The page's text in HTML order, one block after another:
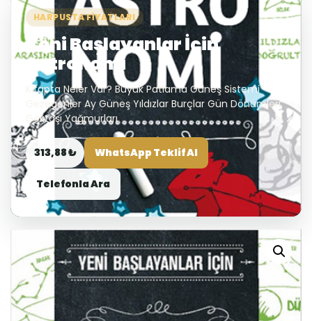
HARPUSTA FIYATLARI
Yeni Başlayanlar İçin
Astronomi
Kitapta Neler Var? Büyük Patlama Güneş Sistemi
Gezegenler Ay Güneş Yıldızlar Burçlar Gün Dönümleri
Göktaşı Yağmurları
313,88 ₺ WhatsApp Teklif Al
Telefonla Ara